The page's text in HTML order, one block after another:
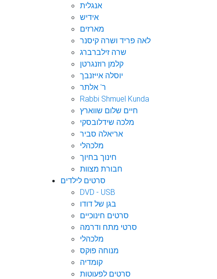
אנגלית
אידיש
מארזים
לאה פריד ושרה קיסנר
שרה זילברברג
קלמן רוזנגרטן
יוסלה אייזנבך
ר' אלתר
Rabbi Shmuel Kunda
חיים שלום שווארץ
מלכה שידלובסקי
אריאלה סביר
מלכהלי
חינוך בחיוך
חבורת מצוות
סרטים לילדים
DVD - USB
בגן של דודו
סרטים חינוכיים
סרטי מתח ודרמה
מלכהלי
מנוחה פוקס
קומדיה
סרטים לפעוטות